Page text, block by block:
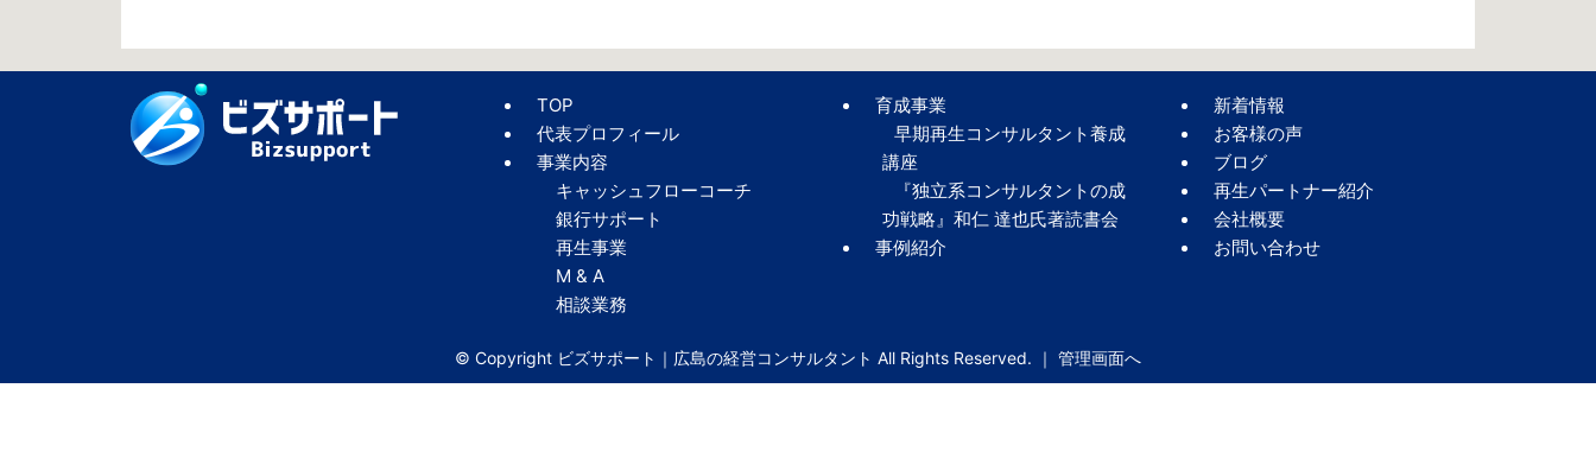
TOP
代表プロフィール
事業内容
キャッシュフローコーチ
銀行サポート
再生事業
M & A
相談業務
育成事業
早期再生コンサルタント養成
講座
『独立系コンサルタントの成
功戦略』和仁 達也氏著読書会
事例紹介
新着情報
お客様の声
ブログ
再生パートナー紹介
会社概要
お問い合わせ
© Copyright ビズサポート｜広島の経営コンサルタント All Rights Reserved. ｜ 管理画面へ